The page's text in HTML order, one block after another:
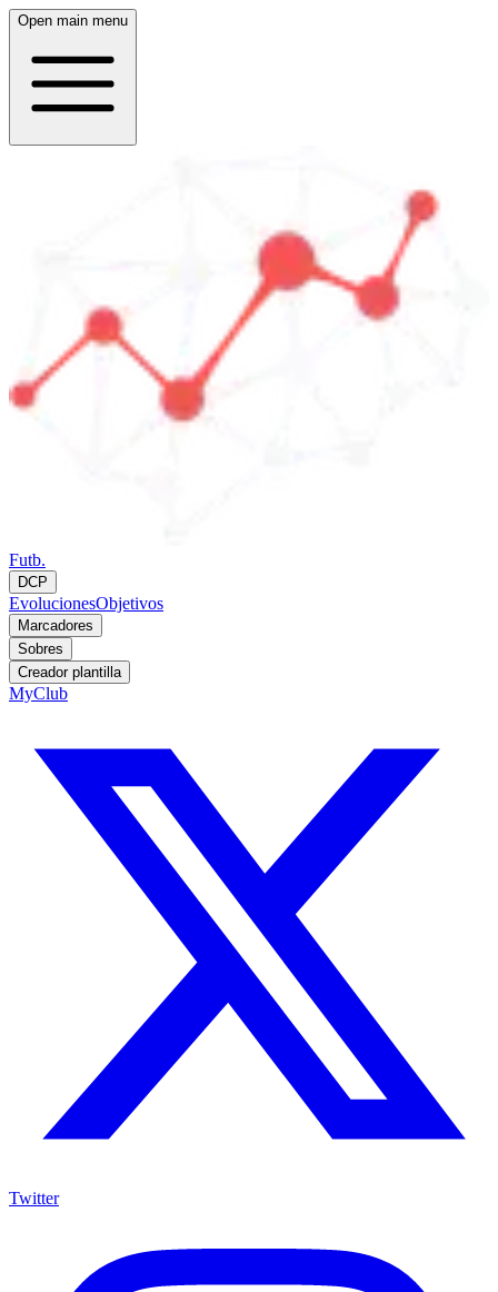
Open main menu
Futb.
DCP
EvolucionesObjetivos
Marcadores
Sobres
Creador plantilla
MyClub
Twitter